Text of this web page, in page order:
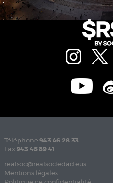
Téléphone 943 46 28 33
Fax 943 45 89 41
realsoc@realsociedad.eus
Mentions légales